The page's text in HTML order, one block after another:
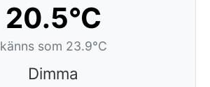
20.5°C
känns som 23.9°C
Dimma